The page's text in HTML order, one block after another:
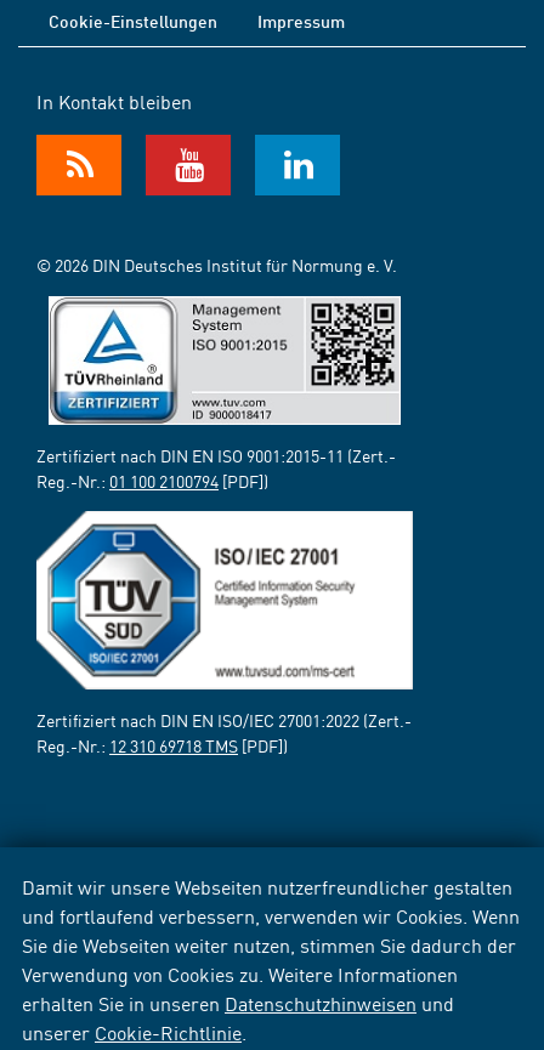
Damit wir unsere Webseiten nutzerfreundlicher gestalten
und fortlaufend verbessern, verwenden wir Cookies. Wenn
Sie die Webseiten weiter nutzen, stimmen Sie dadurch der
Verwendung von Cookies zu. Weitere Informationen
erhalten Sie in unseren Datenschutzhinweisen und
unserer Cookie-Richtlinie
Cookie-Einstellungen
Impressum
In Kontakt bleiben
© 2026 DIN Deutsches Institut für Normung e. V.
Zertifiziert nach DIN EN ISO 9001:2015-11 (Zert.-
Reg.-Nr.: 01 100 2100794 [PDF])
Zertifiziert nach DIN EN ISO/IEC 27001:2022 (Zert.-
Reg.-Nr.: 12 310 69718 TMS [PDF])